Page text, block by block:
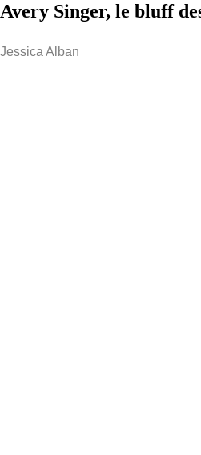
Avery Singer, le bluff
Jessica Alban